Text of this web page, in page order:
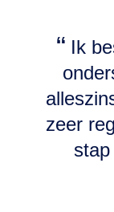
Ik
zeer